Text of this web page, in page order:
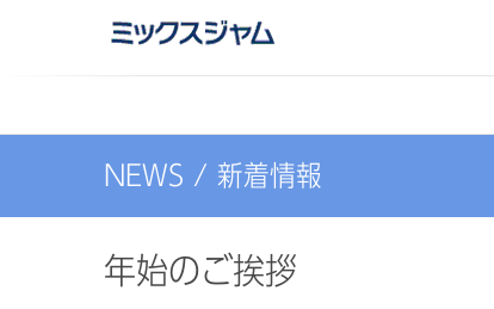
ミックスジャム
NEWS / 新着情報
年始のご挨拶